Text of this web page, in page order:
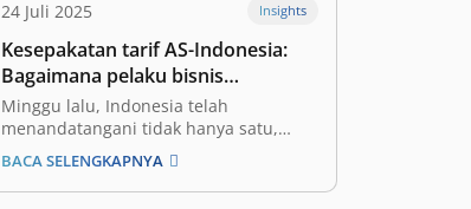
24 Juli 2025 Insights
Kesepakatan tarif AS-Indonesia:
Bagaimana pelaku bisnis
menavigasi dinamika perdagangan
global
Minggu lalu, Indonesia telah
menandatangani tidak hanya satu,
tetapi dua kesepakatan dan perjanjian
perdagangan: penurunan tarif Amerika
Serikat (AS) dan IEU-CEPA (Perjanjian
BACA SELENGKAPNYA